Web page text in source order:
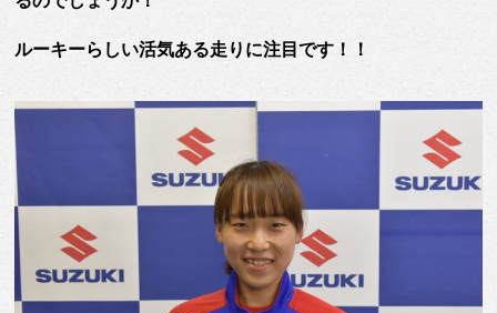
ルーキーらしい活気ある走りに注目です！！